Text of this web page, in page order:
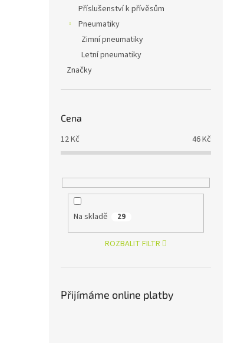
Příslušenství k přívěsům
Pneumatiky
Zimní pneumatiky
Letní pneumatiky
Značky
Cena
12Kč 46Kč
Na skladě 29
ROZBALIT FILTR
Přijímáme online platby